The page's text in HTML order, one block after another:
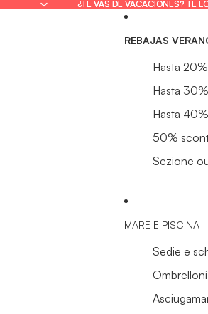
¿TE VAS DE VACACIONES? TE
¿TE VAS DE VACACIONES? TE
REBAJAS
Hasta
Hasta
Hasta
50%
Sezione
MARE E PISCINA
Sedie e
Ombrelloni